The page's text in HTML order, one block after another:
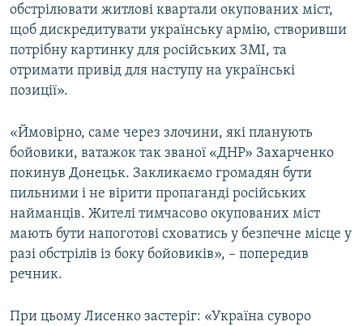
обстрілювати житлові квартали окупованих міст,
щоб дискредитувати українську армію, створивши
потрібну картинку для російських ЗМІ, та
отримати привід для наступу на українські
позиції».
«Ймовірно, саме через злочини, які планують
бойовики, ватажок так званої «ДНР» Захарченко
покинув Донецьк. Закликаємо громадян бути
пильними і не вірити пропаганді російських
найманців. Жителі тимчасово окупованих міст
мають бути напоготові сховатись у безпечне місце у
разі обстрілів із боку бойовиків», – попередив
речник.
При цьому Лисенко застеріг: «Україна суворо